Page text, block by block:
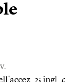
2; ingl.